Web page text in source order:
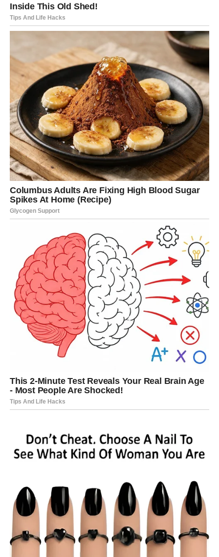
Rak
Pred vama su dani ispunjeni srećom i pozitivnom
energijom. Porodični odnosi postaju skladniji, a partner
će pokazati koliko mu značite. Slobodni Rakovi mogli bi
upoznati osobu koja će im odmah privući pažnju. Na
poslu vas očekuje uspješan završetak važnog zadatka i
osjećaj velikog zadovoljstva.
Lav
Zvijezde vam donose jedan od najljepših perioda u
posljednje vrijeme. Poslovni uspjeh donijet će vam
dodatnu sigurnost, a moguće su i finansijske koristi koje
će vas iskreno obradovati. Ljubavni život cvjeta, a
slobodni Lavovi mogli bi započeti vezu koja će imati
ozbiljnu budućnost.
Djevica
Pred vama je vrijeme u kojem ćete konačno osjetiti
olakšanje. Jedna situacija koja vas je dugo opterećivala
riješit će se na najbolji mogući način. U ljubavi dolazi više
povjerenja i iskrenih razgovora, dok će na poslu vaša
odgovornost biti nagrađena.
Vi ste među najvećim sretnicima narednog perioda.
Očekuje vas lijepa vijest koja će vas potpuno iznenaditi i
ostvarenje jedne velike želje ili važan događaj u
privatnom životu. Ljubavni odnosi također ulaze u veoma
lijepu fazu ispunjenu romantikom i međusobnim